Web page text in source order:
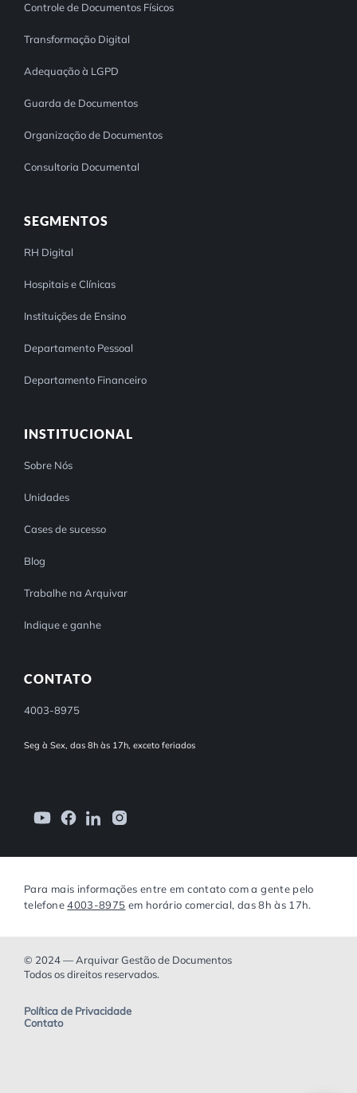
Controle de Documentos Físicos
Transformação Digital
Adequação à LGPD
Guarda de Documentos
Organização de Documentos
Consultoria Documental
SEGMENTOS
RH Digital
Hospitais e Clínicas
Instituições de Ensino
Departamento Pessoal
Departamento Financeiro
INSTITUCIONAL
Sobre Nós
Unidades
Cases de sucesso
Blog
Trabalhe na Arquivar
Indique e ganhe
CONTATO
4003-8975
Seg à Sex, das 8h às 17h, exceto feriados
Para mais informações entre em contato com a gente pelo
telefone4003-8975 em horário comercial, das 8h às 17h.
© 2024 — Arquivar Gestão de Documentos
Todos os direitos reservados.
Política de Privacidade
Contato